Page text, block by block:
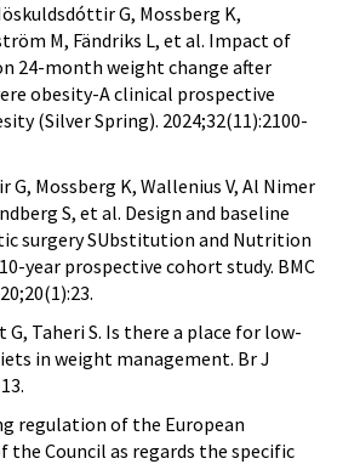
G, Mossberg K,
M, Fändriks L, et al. Impact of
24-month weight change after
obesity-A clinical prospective
(Silver Spring). 2024;32(11):2100-
G, Mossberg K, Wallenius V, Al Nimer
S, et al. Design and baseline
surgery SUbstitution and Nutrition
year prospective cohort study. BMC
G, Taheri S. Is there a place for low-
in weight management. Br J
regulation of the European
the Council as regards the specific